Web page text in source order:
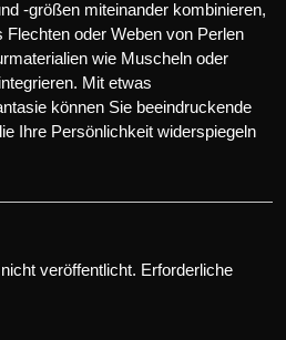
-größen miteinander kombinieren,
Flechten oder Weben von Perlen
wie Muscheln oder
Mit etwas
können Sie beeindruckende
Ihre Persönlichkeit widerspiegeln
veröffentlicht. Erforderliche